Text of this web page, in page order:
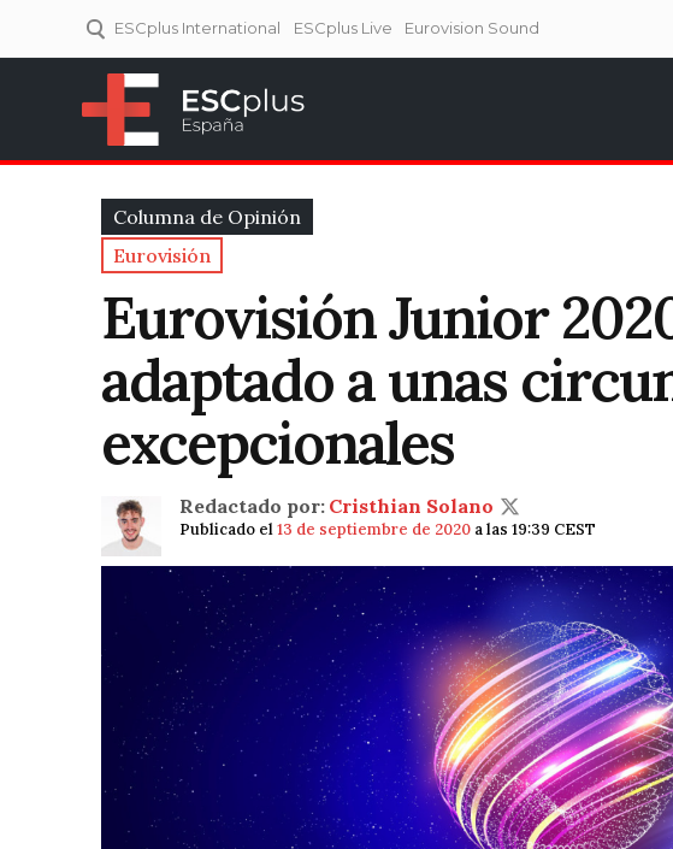
ESCplus International ESCplus Live Eurovision Sound
Columna de Opinión
Eurovisión
Eurovisión Junior
adaptado a unas
excepcionales
Redactado por: Cristhian Solano
Publicado el13 de septiembre de 2020 a las 19:39 CEST